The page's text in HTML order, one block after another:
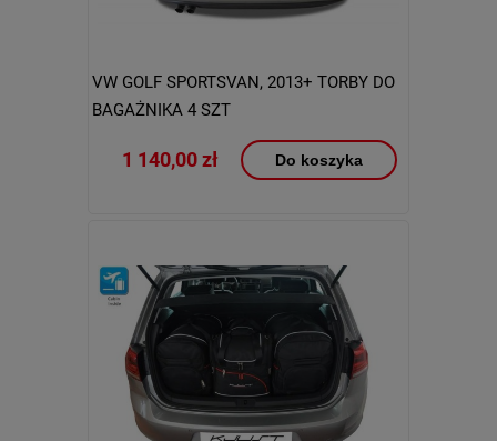
VW GOLF SPORTSVAN, 2013+ TORBY DO
BAGAŻNIKA 4 SZT
1 140,00 zł Do koszyka